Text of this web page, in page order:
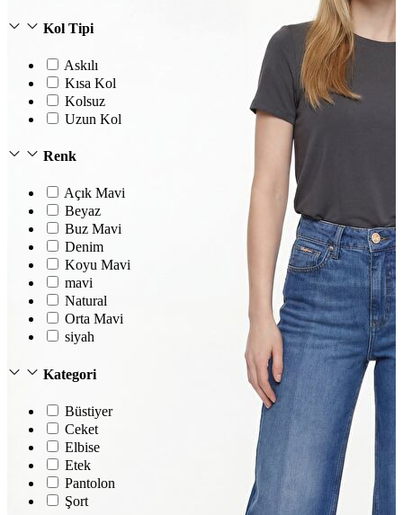
Kol Tipi
Askılı
Kısa Kol
Kolsuz
Uzun Kol
Renk
Açık Mavi
Beyaz
Buz Mavi
Denim
Koyu Mavi
mavi
Natural
Orta Mavi
siyah
Kategori
Büstiyer
Ceket
Elbise
Etek
Pantolon
Şort